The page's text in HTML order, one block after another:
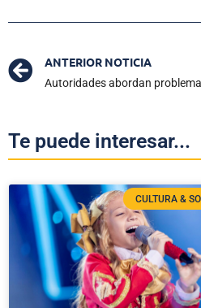
ANTERIOR NOTICIA
Autoridades abordan
Te puede interesar...
CULTURA &